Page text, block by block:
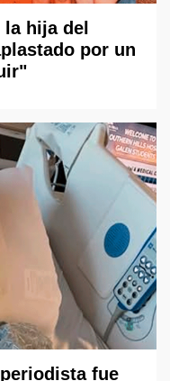
hija del
por un
fue